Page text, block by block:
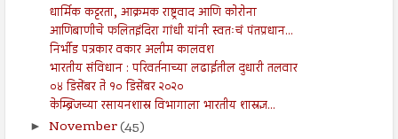
धार्मिक कट्टरता, आक्रमक राष्ट्रवाद आणि कोरोना
आणिबाणीचे फलितइंदिरा गांधी यांनी स्वतःचं पंतप्रधान...
निर्भीड पत्रकार वकार अलीम कालवश
भारतीय संविधान : परिवर्तनाच्या लढाईतील दुधारी तलवार
०४ डिसेंबर ते १० डिसेंबर २०२०
केम्ब्रिजच्या रसायनशास्र विभागाला भारतीय शास्रज्ञ...
► November(45)